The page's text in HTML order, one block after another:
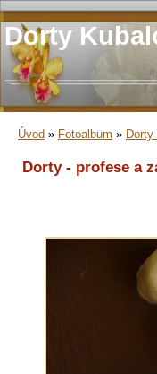
Dorty
Úvod » Fotoalbum »
Dorty - profese a